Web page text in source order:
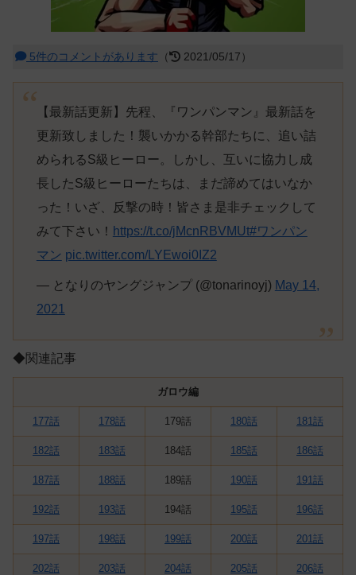
5件のコメントがあります （ 2021/05/17）
【最新話更新】 先程、『ワンパンマン』最新話を
更新致しました！襲いかかる幹部たちに、追い詰
められるS級ヒーロー。しかし、互いに協力し成
長したS級ヒーローたちは、まだ諦めてはいなか
った！いざ、反撃の時！皆さま是非チェックして
みて下さい！ https://t.co/jMcnRBVMUt#ワンパン
マン pic.twitter.com/LYEwoi0IZ2
— となりのヤングジャンプ (@tonarinoyj) May 14,
2021
◆関連記事
ガロウ編
177話 178話 179話 180話 181話
182話 183話 184話 185話 186話
187話 188話 189話 190話 191話
192話 193話 194話 195話 196話
197話 198話 199話 200話 201話
202話 203話 204話 205話 206話